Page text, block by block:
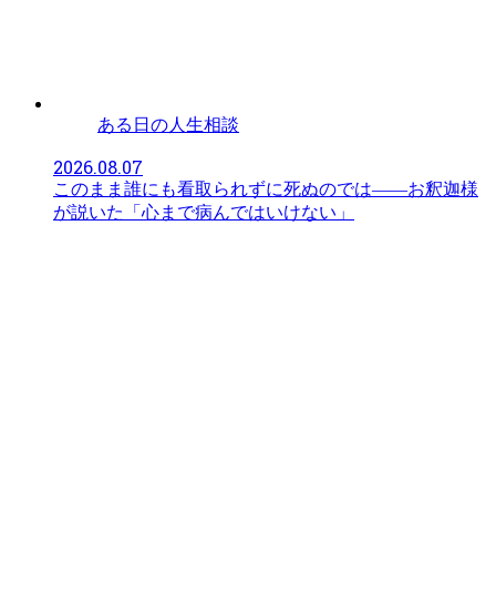
ある日の人生相談
2026.08.07
このまま誰にも看取られずに死ぬのでは——お釈迦様
が説いた「心まで病んではいけない」